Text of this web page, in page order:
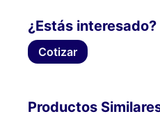
¿Estás interesado?
Cotizar
Productos